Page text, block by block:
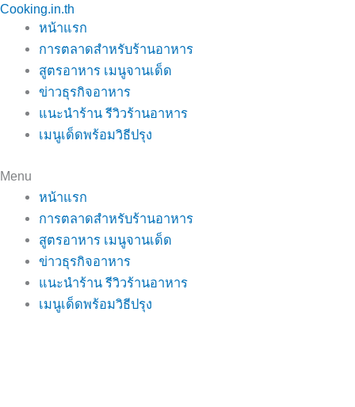
Skip
content
Cooking.in.th
หน้าแรก
การตลาดสำหรับร้านอาหาร
สูตรอาหาร เมนูจานเด็ด
ข่าวธุรกิจอาหาร
แนะนำร้าน รีวิวร้านอาหาร
เมนูเด็ดพร้อมวิธีปรุง
Menu
หน้าแรก
การตลาดสำหรับร้านอาหาร
สูตรอาหาร เมนูจานเด็ด
ข่าวธุรกิจอาหาร
แนะนำร้าน รีวิวร้านอาหาร
เมนูเด็ดพร้อมวิธีปรุง